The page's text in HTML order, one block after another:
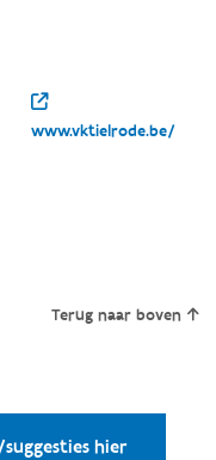
www.vktielrode.be/
Terug naar boven
hier